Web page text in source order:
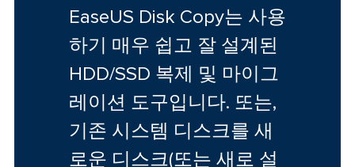
EaseUS Disk Copy는 사용
하기 매우 쉽고 잘 설계된
HDD/SSD 복제 및 마이그
레이션 도구입니다. 또는,
기존 시스템 디스크를 새
로운 디스크(또는 새로 설